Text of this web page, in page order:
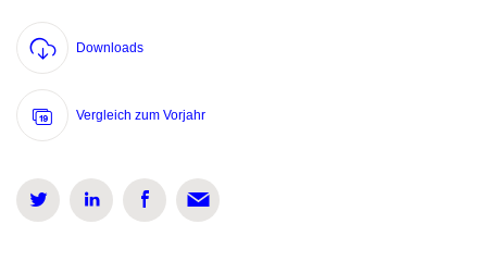
Downloads
Vergleich zum Vorjahr